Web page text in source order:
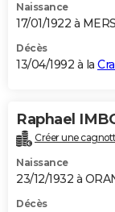
Naissance
17/01/1922 à
Décès
13/04/1992 à la
Raphael
Créer une
Naissance
23/12/1932 à
Décès